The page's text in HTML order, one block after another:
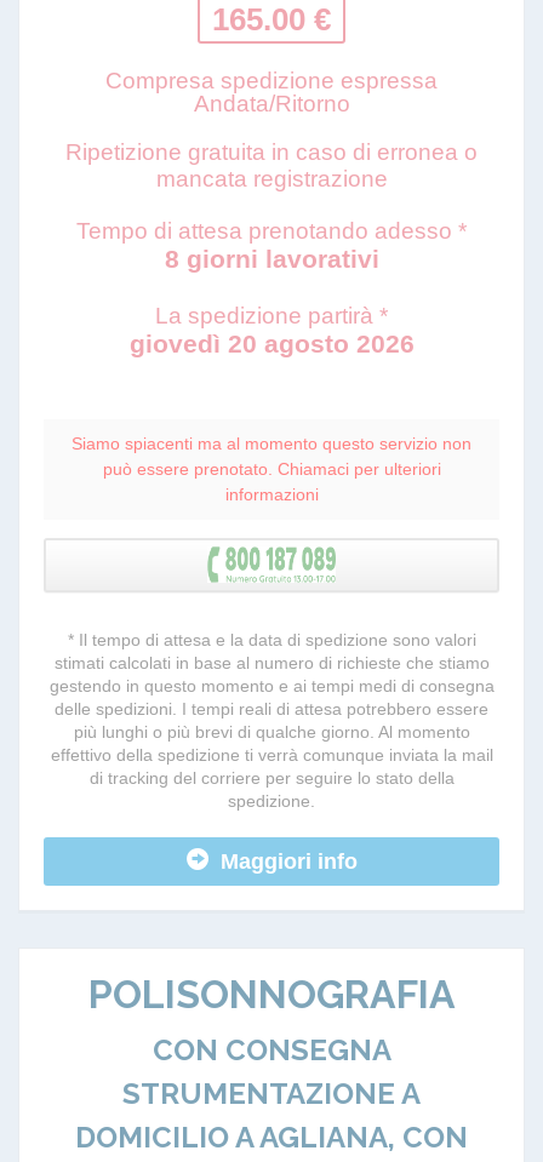
165.00 €
Compresa spedizione espressa
Andata/Ritorno
Ripetizione gratuita in caso di erronea o
mancata registrazione
Tempo di attesa prenotando adesso *
8 giorni lavorativi
La spedizione partirà *
giovedì 20 agosto 2026
Siamo spiacenti ma al momento questo servizio non
può essere prenotato. Chiamaci per ulteriori
informazioni
* Il tempo di attesa e la data di spedizione sono valori
stimati calcolati in base al numero di richieste che stiamo
gestendo in questo momento e ai tempi medi di consegna
delle spedizioni. I tempi reali di attesa potrebbero essere
più lunghi o più brevi di qualche giorno. Al momento
effettivo della spedizione ti verrà comunque inviata la mail
di tracking del corriere per seguire lo stato della
spedizione.
Maggiori info
POLISONNOGRAFIA
CON CONSEGNA
STRUMENTAZIONE A
DOMICILIO A AGLIANA, CON